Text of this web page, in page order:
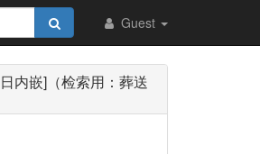
Guest
内嵌]（检索用：葬送